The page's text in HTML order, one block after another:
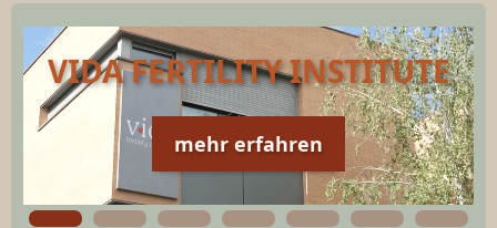
VIDA FERTILITY INSTITUTE
mehr erfahren